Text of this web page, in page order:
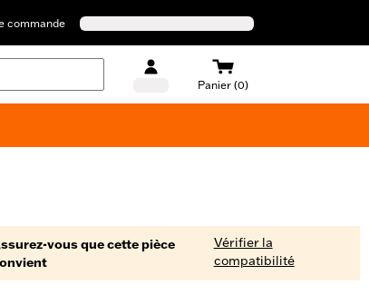
commande
Panier (0)
vous que cette pièce
Vérifier la
compatibilité